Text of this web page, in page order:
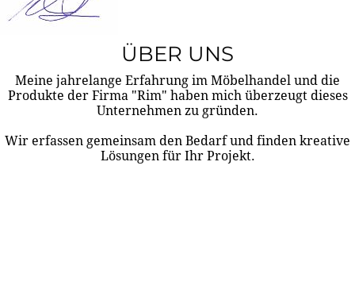
ÜBER UNS
Meine jahrelange Erfahrung im Möbelhandel und die
Produkte der Firma "Rim" haben mich überzeugt dieses
Unternehmen zu gründen.
Wir erfassen gemeinsam den Bedarf und finden kreative
Lösungen für Ihr Projekt.